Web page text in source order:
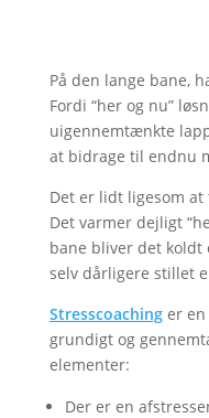
På den lange bane,
Fordi “her og nu”
uigennemtænkte
at bidrage til endnu
Det er lidt ligesom at
Det varmer dejligt
bane bliver det koldt
selv dårligere stillet
Stresscoachinger en
grundigt og
elementer:
Der er en